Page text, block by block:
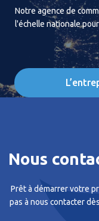
Notre agence de
l'échelle nationale
Nous
Prêt à démarrer votre
pas à nous contacter